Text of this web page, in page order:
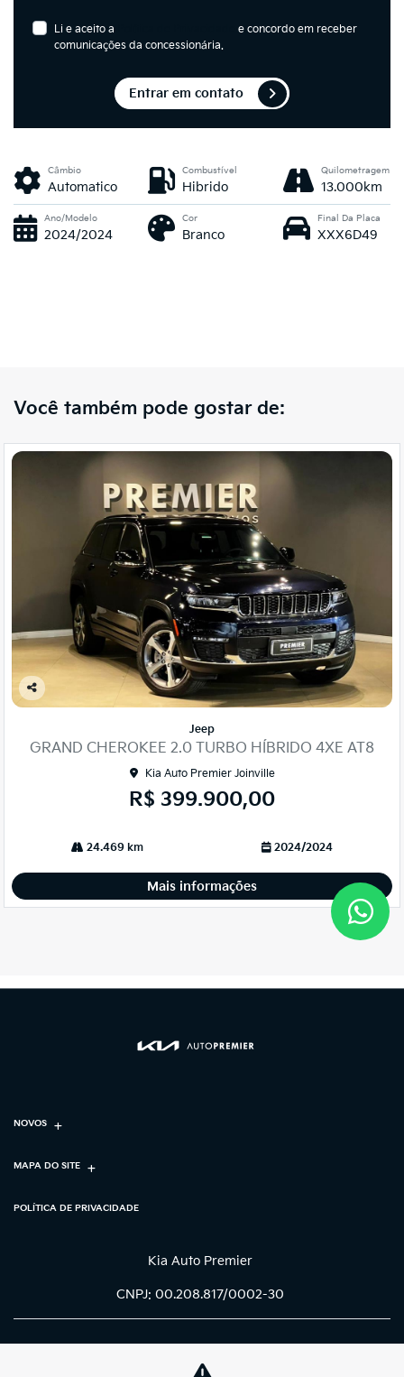
Li e aceito a
e concordo em receber
comunicações da concessionária.
Entrar em contato
Câmbio
Automatico
Combustível
Hibrido
Quilometragem
13.000km
Ano/Modelo
2024/2024
Cor
Branco
Final Da Placa
XXX6D49
Você também pode gostar de:
Co
lhe
Jeep
GRAND CHEROKEE 2.0 TURBO HÍBRIDO 4XE AT8
Kia Auto Premier Joinville
R$ 399.900,00
24.469 km 2024/2024
Mais informações
NOVOS
MAPA DO SITE
POLÍTICA DE PRIVACIDADE
Kia Auto Premier
CNPJ: 00.208.817/0002-30